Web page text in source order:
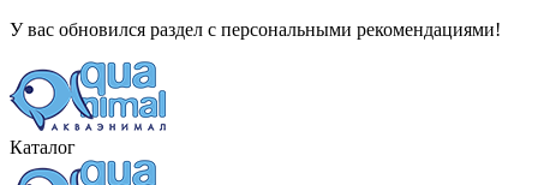
У вас обновился раздел с персональными рекомендациями!
Каталог